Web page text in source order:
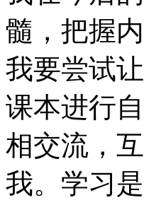
髓，把握
我要尝试
课本进行
相交流，
我。学习